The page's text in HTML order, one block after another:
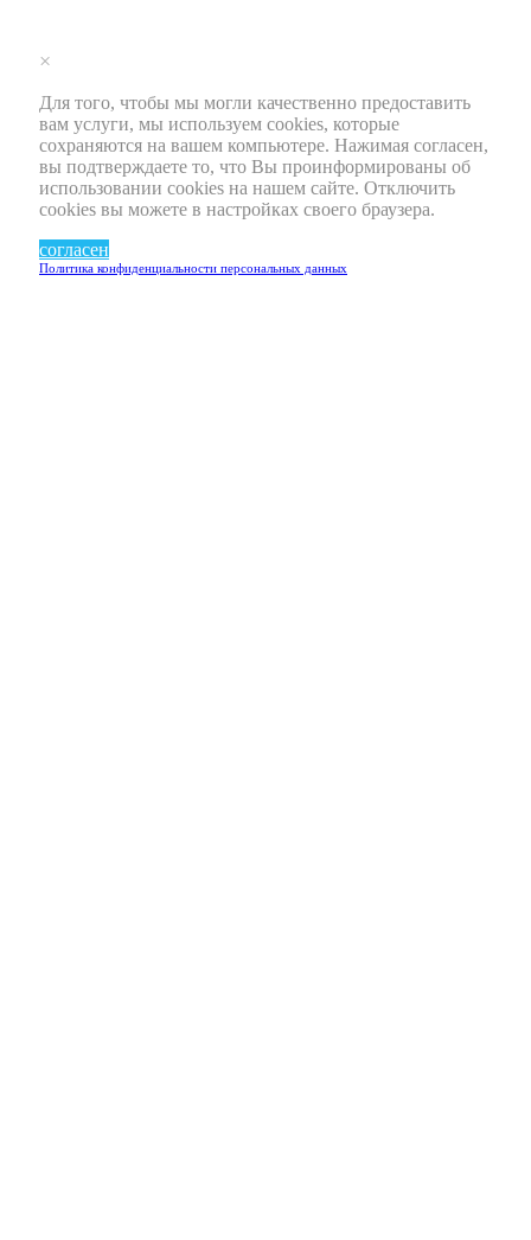
×
Для того, чтобы мы могли качественно предоставить
вам услуги, мы используем cookies, которые
сохраняются на вашем компьютере. Нажимая согласен,
вы подтверждаете то, что Вы проинформированы об
использовании cookies на нашем сайте. Отключить
cookies вы можете в настройках своего браузера.
согласен
Политика конфиденциальности персональных данных